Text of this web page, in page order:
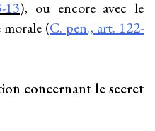
13), ou encore avec le
morale (C. pen., art. 122-
concernant le secret